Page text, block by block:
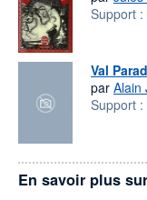
Support :
Val
par Alain
Support :
En savoir plus